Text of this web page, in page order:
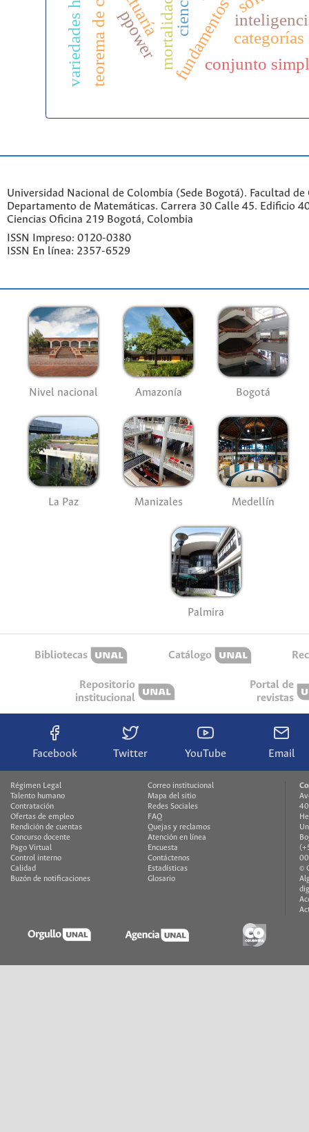
mortalidad
ppower
conjunto
categorías
Universidad Nacional de Colombia (Sede Bogotá). Facultad de
Departamento de Matemáticas. Carrera 30 Calle 45. Edificio
Ciencias Oficina 219 Bogotá, Colombia
ISSN Impreso: 0120-0380
ISSN En línea: 2357-6529
Nivel nacional Amazonía Bogotá
La Paz Manizales Medellín
Palmira
Bibliotecas Catálogo
Repositorio
institucional
Portal de
revistas
Facebook Twitter YouTube Email
Régimen Legal
Talento humano
Contratación
Ofertas de empleo
Rendición de cuentas
Concurso docente
Pago Virtual
Control interno
Calidad
Buzón de notificaciones
Correo institucional
Mapa del sitio
Redes Sociales
FAQ
Quejas y reclamos
Atención en línea
Encuesta
Contáctenos
Estadísticas
Glosario
©